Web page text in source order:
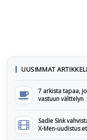
UUSIMMAT
7 arkista tapaa,
vastuun välttelyn
Sadie Sink
X-Men-uudistus